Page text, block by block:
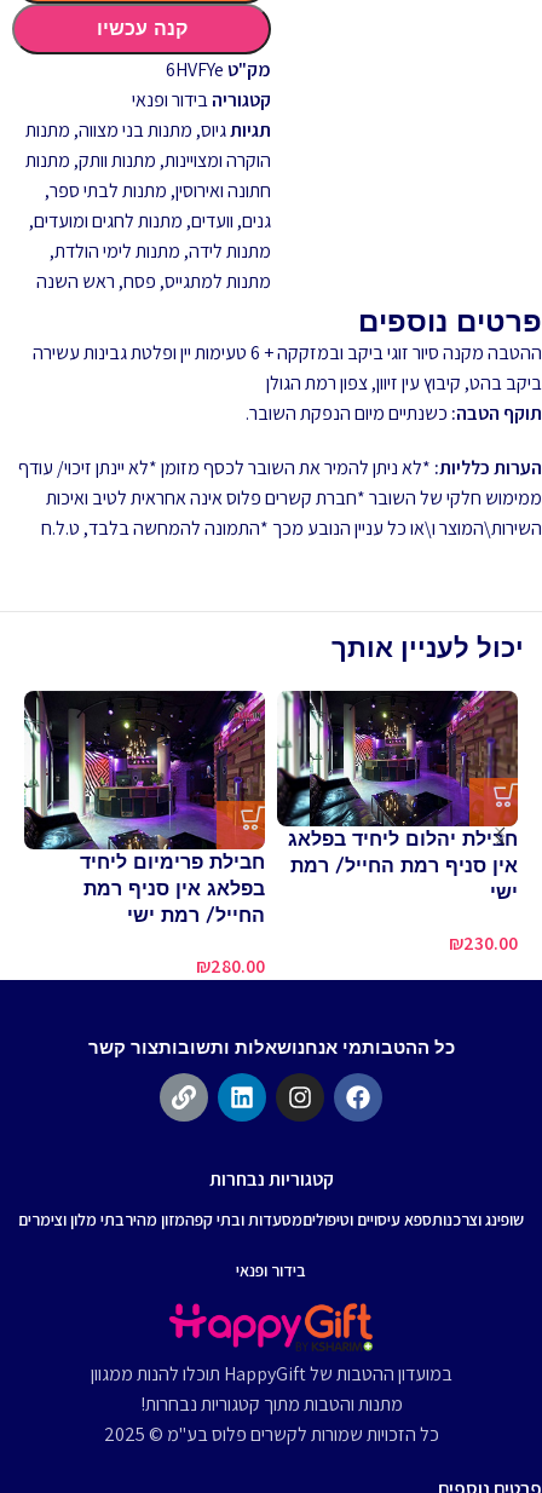
קנה עכשיו
מק"ט6HVFYe
קטגוריהבידור ופנאי
תגיותגיוס, מתנות בני מצווה, מתנות
הוקרה ומצויינות, מתנות וותק, מתנות
חתונה ואירוסין, מתנות לבתי ספר,
גנים, וועדים, מתנות לחגים ומועדים,
מתנות לידה, מתנות לימי הולדת,
מתנות למתגייס, פסח, ראש השנה
פרטים נוספים
ההטבה מקנה סיור זוגי ביקב ובמזקקה + 6 טעימות יין ופלטת גבינות עשירה
ביקב בהט, קיבוץ עין זיוון, צפון רמת הגולן
תוקף הטבה: כשנתיים מיום הנפקת השובר.
הערות כלליות: *לא ניתן להמיר את השובר לכסף מזומן *לא יינתן זיכוי/ עודף
ממימוש חלקי של השובר *חברת קשרים פלוס אינה אחראית לטיב ואיכות
השירות\המוצר ו\או כל עניין הנובע מכך *התמונה להמחשה בלבד, ט.ל.ח
יכול לעניין אותך
חבילת יהלום ליחיד בפלאג
אין סניף רמת החייל/ רמת
ישי
₪230.00
חבילת פרימיום ליחיד
בפלאג אין סניף רמת
החייל/ רמת ישי
₪280.00
כל ההטבותמי אנחנושאלות ותשובותצור קשר
קטגוריות נבחרות
שופינג וצרכנותספא עיסויים וטיפוליםמסעדות ובתי קפהמזון מהירבתי מלון וצימרים
בידור ופנאי
במועדון ההטבות של HappyGift תוכלו להנות ממגוון
מתנות והטבות מתוך קטגוריות נבחרות!
כל הזכויות שמורות לקשרים פלוס בע"מ © 2025